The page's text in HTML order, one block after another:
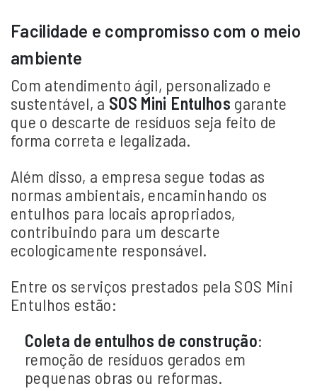
Facilidade e compromisso com o meio
ambiente
Com atendimento ágil, personalizado e
sustentável, a SOS Mini Entulhos garante
que o descarte de resíduos seja feito de
forma correta e legalizada.
Além disso, a empresa segue todas as
normas ambientais, encaminhando os
entulhos para locais apropriados,
contribuindo para um descarte
ecologicamente responsável.
Entre os serviços prestados pela SOS Mini
Entulhos estão:
Coleta de entulhos de construção:
remoção de resíduos gerados em
pequenas obras ou reformas.